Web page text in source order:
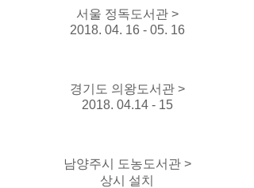
서울 정독도서관 >
2018. 04. 16 - 05. 16
경기도 의왕도서관 >
2018. 04.14 - 15
남양주시 도농도서관 >
상시 설치